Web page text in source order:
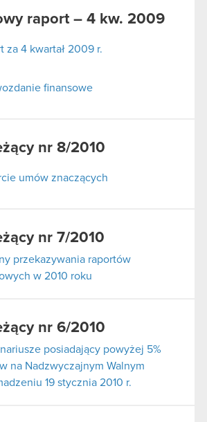
raport – 4 kw. 2009
za 4 kwartał 2009 r.
finansowe
nr 8/2010
umów znaczących
nr 7/2010
przekazywania raportów
w 2010 roku
nr 6/2010
posiadający powyżej 5%
na Nadzwyczajnym Walnym
19 stycznia 2010 r.